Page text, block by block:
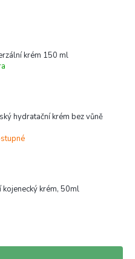
krém 150 ml
hydratační krém bez vůně
krém, 50ml